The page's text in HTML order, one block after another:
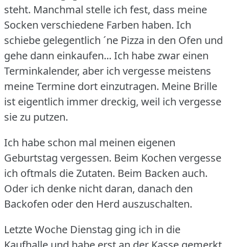
steht. Manchmal stelle ich fest, dass meine
Socken verschiedene Farben haben. Ich
schiebe gelegentlich ´ne Pizza in den Ofen und
gehe dann einkaufen... Ich habe zwar einen
Terminkalender, aber ich vergesse meistens
meine Termine dort einzutragen. Meine Brille
ist eigentlich immer dreckig, weil ich vergesse
sie zu putzen.
Ich habe schon mal meinen eigenen
Geburtstag vergessen. Beim Kochen vergesse
ich oftmals die Zutaten. Beim Backen auch.
Oder ich denke nicht daran, danach den
Backofen oder den Herd auszuschalten.
Letzte Woche Dienstag ging ich in die